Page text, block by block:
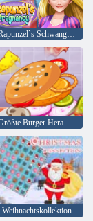
Rapunzel`s Schwangerschaft
Größte Burger Herausforderung
Weihnachtskollektion